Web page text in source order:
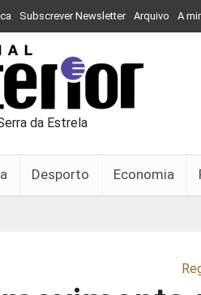
Subscrever Newsletter Arquivo A
da Estrela
Desporto Economia